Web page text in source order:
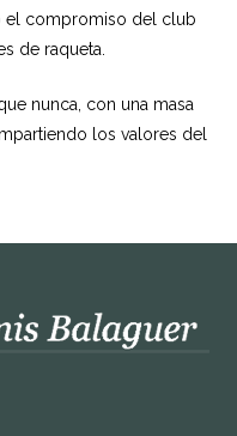
el compromiso del club
de raqueta.
nunca, con una masa
los valores del